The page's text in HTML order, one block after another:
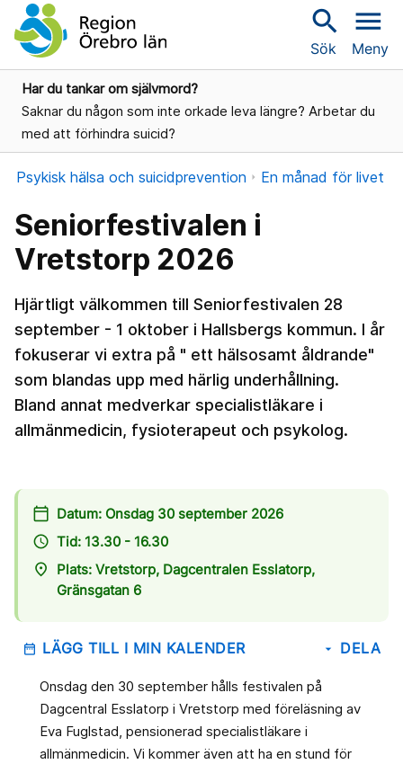
search
Sök
menu
Meny
Har du tankar om självmord?
Saknar du någon som inte orkade leva längre? Arbetar du
med att förhindra suicid?
Psykisk hälsa och suicidprevention En månad för livet
Seniorfestivalen i
Vretstorp 2026
Hjärtligt välkommen till Seniorfestivalen 28
september - 1 oktober i Hallsbergs kommun. I år
fokuserar vi extra på " ett hälsosamt åldrande"
som blandas upp med härlig underhållning.
Bland annat medverkar specialistläkare i
allmänmedicin, fysioterapeut och psykolog.
calendar_today Datum: Onsdag 30 september 2026
access_time Tid: 13.30 - 16.30
place
Plats: Vretstorp, Dagcentralen Esslatorp,
Gränsgatan 6
date_range LÄGG TILL I MIN KALENDER arrow_drop_down DELA
Onsdag den 30 september hålls festivalen på
Dagcentral Esslatorp i Vretstorp med föreläsning av
Eva Fuglstad, pensionerad specialistläkare i
allmänmedicin. Vi kommer även att ha en stund för